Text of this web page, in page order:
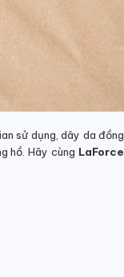
sử dụng, dây da đồng
hồ.Hãy cùng LaForce